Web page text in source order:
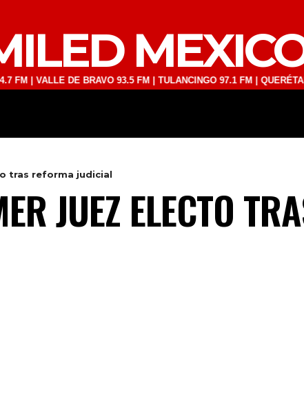
VALLE DE BRAVO 93.5 FM | TULANCINGO 97.1 FM | QUERÉTARO
tras reforma judicial
JUEZ ELECTO